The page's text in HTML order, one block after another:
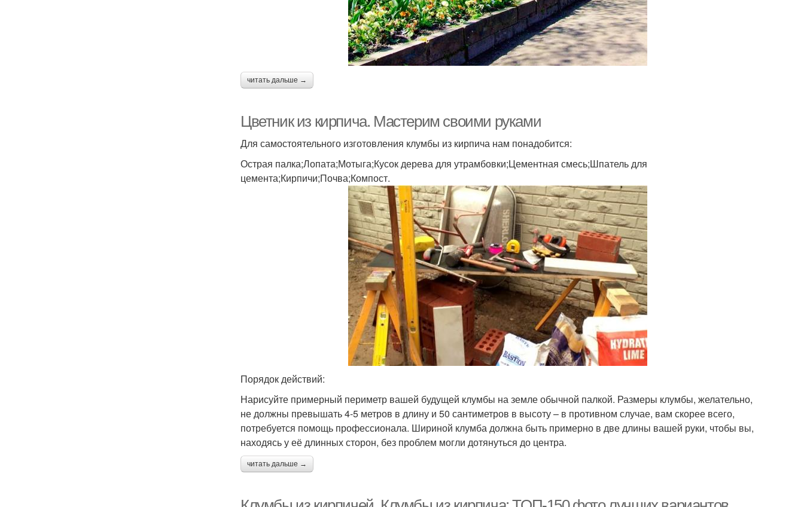
читать дальше →
Цветник из кирпича. Мастерим своими руками
Для самостоятельного изготовления клумбы из кирпича нам понадобится:
Острая палка;Лопата;Мотыга;Кусок дерева для утрамбовки;Цементная смесь;Шпатель для
цемента;Кирпичи;Почва;Компост.
Порядок действий:
Нарисуйте примерный периметр вашей будущей клумбы на земле обычной палкой. Размеры клумбы, желательно,
не должны превышать 4-5 метров в длину и 50 сантиметров в высоту – в противном случае, вам скорее всего,
потребуется помощь профессионала. Шириной клумба должна быть примерно в две длины вашей руки, чтобы вы,
находясь у её длинных сторон, без проблем могли дотянуться до центра.
читать дальше →